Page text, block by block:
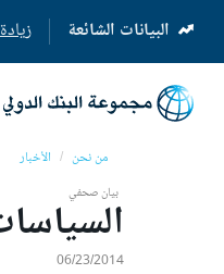
البيانات الشائعة زيادة بنسبة 9% في الأجر
(opens
in
a
new
من نحن الأخبار
بيان صحفي
06/23/2014